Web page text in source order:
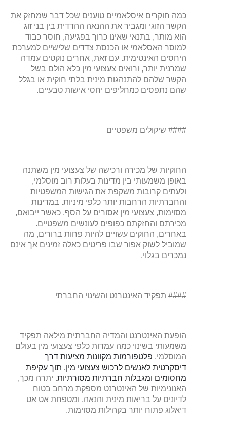
כמה חוקרים איסלאמיים טוענים שכל דבר שמחזק את
הקשר הזוגי ומגביר את ההנאה ההדדית בין בני זוג
הוא מותר, בתנאי שאינו כרוך בפגיעה, חוסר כבוד
למוסר האסלאמי או הכנסת צדדים שלישיים למערכת
היחסים האינטימית. עם זאת, אחרים נוקטים עמדה
שמרנית יותר, ורואים צעצועי מין כלא הולם בשל
הקשר שלהם להתנהגות מינית בלתי חוקית או בגלל
שהם נתפסים כמחליפים יחסי אישות טבעיים.
#### שיקולים משפטיים
החוקיות של מכירה ורכישה של צעצועי מין משתנה
באופן משמעותי בין מדינות בעלות רוב מוסלמי,
ולעתים קרובות משקפת את הגישות המשפטיות
והחברתיות הרחבות יותר כלפי מיניות. במדינות
מסוימות, צעצועי מין אסורים על הסף, כאשר ייבואם,
מכירתם והחזקתם כפופים לעונשים משפטיים.
באחרים, החוקים עשויים להיות פחות ברורים, מה
שמוביל לשוק אפור שבו פריטים כאלה זמינים אך אינם
נמכרים בגלוי.
#### תפקיד האינטרנט והשינוי החברתי
הופעת האינטרנט והמדיה החברתית מילאה תפקיד
משמעותי בשינוי כמה עמדות כלפי צעצועי מין בעולם
המוסלמי. פלטפורמות מקוונות מציעות דרך
דיסקרטית לאנשים לרכוש צעצועי מין, תוך עקיפת
מחסומים ומגבלות חברתיות מסורתיות. יתרה מכך,
האנונימיות של האינטרנט מספקת מרחב בטוח
לדיונים על בריאות מינית והנאה, ומטפחת אט אט
דיאלוג פתוח יותר בקהילות מסוימות.